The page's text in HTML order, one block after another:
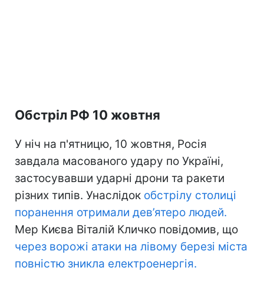
Обстріл РФ 10 жовтня
У ніч на п'ятницю, 10 жовтня, Росія
завдала масованого удару по Україні,
застосувавши ударні дрони та ракети
різних типів. Унаслідок обстрілу столиці
поранення отримали дев’ятеро людей.
Мер Києва Віталій Кличко повідомив, що
через ворожі атаки на лівому березі міста
повністю зникла електроенергія.